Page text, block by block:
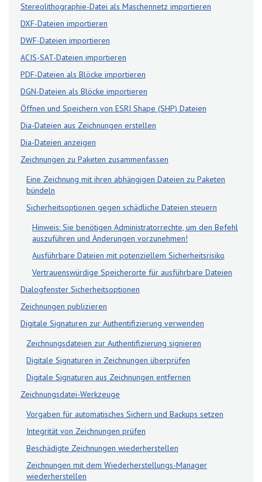
Stereolithographie-Datei als Maschennetz importieren
DXF-Dateien importieren
DWF-Dateien importieren
ACIS-SAT-Dateien importieren
PDF-Dateien als Blöcke importieren
DGN-Dateien als Blöcke importieren
Öffnen und Speichern von ESRI Shape (SHP) Dateien
Dia-Dateien aus Zeichnungen erstellen
Dia-Dateien anzeigen
Zeichnungen zu Paketen zusammenfassen
Eine Zeichnung mit ihren abhängigen Dateien zu Paketen
bündeln
Sicherheitsoptionen gegen schädliche Dateien steuern
Hinweis: Sie benötigen Administratorrechte, um den Befehl
auszuführen und Änderungen vorzunehmen!
Ausführbare Dateien mit potenziellem Sicherheitsrisiko
Vertrauenswürdige Speicherorte für ausführbare Dateien
Dialogfenster Sicherheitsoptionen
Zeichnungen publizieren
Digitale Signaturen zur Authentifizierung verwenden
Zeichnungsdateien zur Authentifizierung signieren
Digitale Signaturen in Zeichnungen überprüfen
Digitale Signaturen aus Zeichnungen entfernen
Zeichnungsdatei-Werkzeuge
Vorgaben für automatisches Sichern und Backups setzen
Integrität von Zeichnungen prüfen
Beschädigte Zeichnungen wiederherstellen
Zeichnungen mit dem Wiederherstellungs-Manager
wiederherstellen